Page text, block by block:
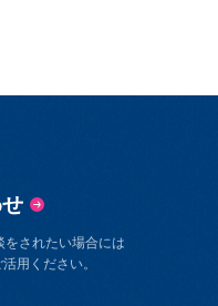
をされたい場合には
用ください。